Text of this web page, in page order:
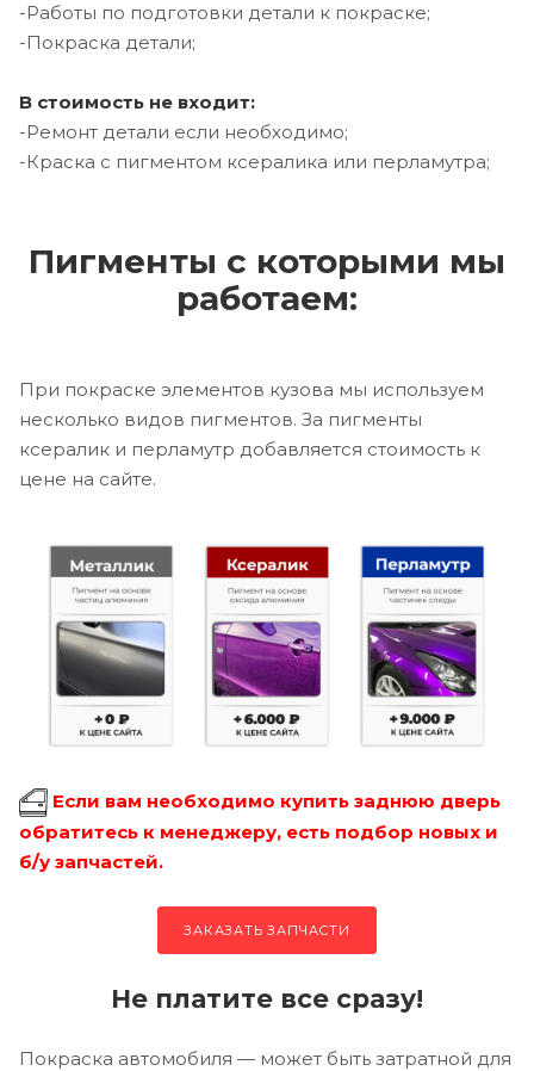
-Работы по подготовки детали к покраске;
-Покраска детали;
В стоимость не входит:
-Ремонт детали если необходимо;
-Краска с пигментом ксералика или перламутра;
Пигменты с которыми мы
работаем:
При покраске элементов кузова мы используем
несколько видов пигментов. За пигменты
ксералик и перламутр добавляется стоимость к
цене на сайте.
Если вам необходимо купить заднюю дверь
обратитесь к менеджеру, есть подбор новых и
б/у запчастей.
ЗАКАЗАТЬ ЗАПЧАСТИ
Не платите все сразу!
Покраска автомобиля — может быть затратной для